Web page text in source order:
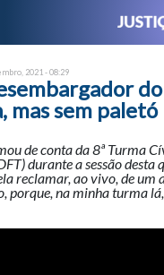
2021 - 08:29
mas sem paletó
de conta da 8ª Turma
durante a sessão
reclamar, ao vivo, de um
porque, na minha turma